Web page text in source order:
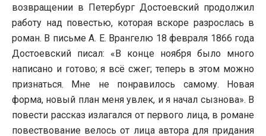
возвращении в Петербург Достоевский продолжил
работу над повестью, которая вскоре разрослась в
роман. В письме А. Е. Врангелю 18 февраля 1866 года
Достоевский писал: «В конце ноября было много
написано и готово; я всё сжег; теперь в этом можно
признаться. Мне не понравилось самому. Новая
форма, новый план меня увлек, и я начал сызнова». В
повести рассказ излагался от первого лица, в романе
повествование велось от лица автора для придания